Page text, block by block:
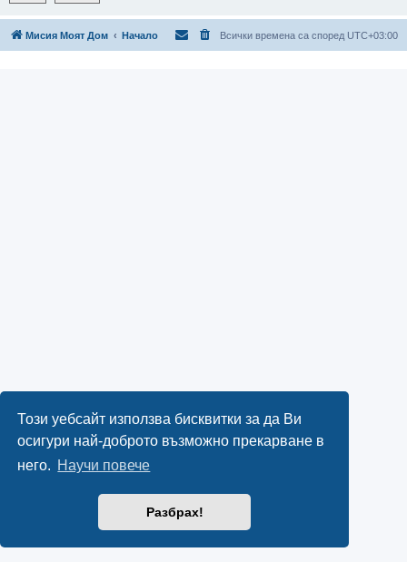
Този уебсайт използва бисквитки за да Ви
осигури най-доброто възможно прекарване в
него. Научи повече
Разбрах!
Мисия Моят Дом Начало Всички времена са според UTC+03:00